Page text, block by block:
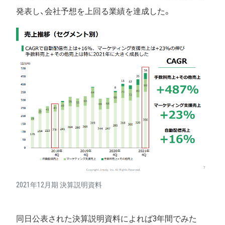
発表し、会社予想を上回る業績を達成した。
2021年12月期 決算説明資料
同日公表された決算説明資料によれば3年間でみた